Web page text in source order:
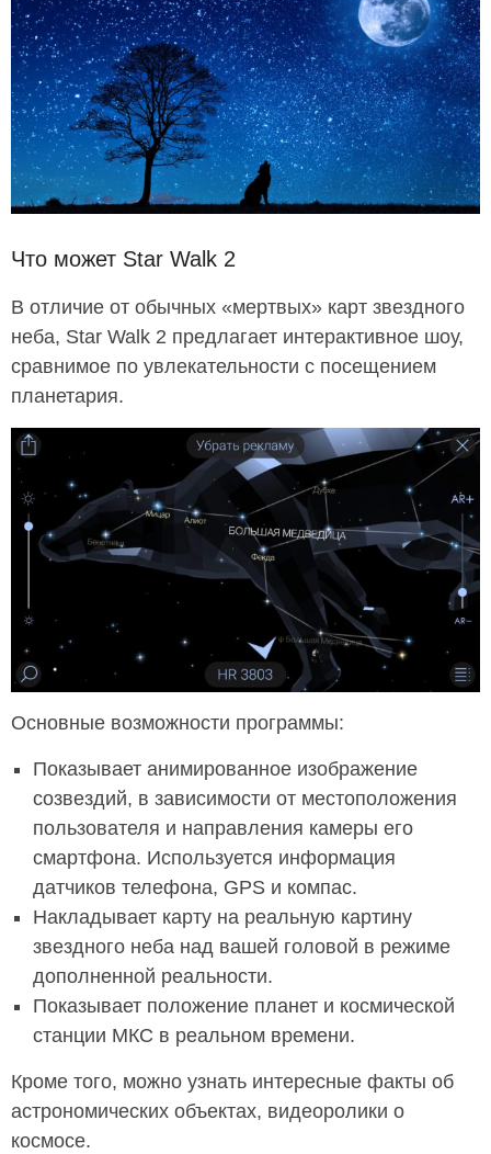
Что может Star Walk 2
В отличие от обычных «мертвых» карт звездного
неба, Star Walk 2 предлагает интерактивное шоу,
сравнимое по увлекательности с посещением
планетария.
Основные возможности программы:
Показывает анимированное изображение
созвездий, в зависимости от местоположения
пользователя и направления камеры его
смартфона. Используется информация
датчиков телефона, GPS и компас.
Накладывает карту на реальную картину
звездного неба над вашей головой в режиме
дополненной реальности.
Показывает положение планет и космической
станции МКС в реальном времени.
Кроме того, можно узнать интересные факты об
астрономических объектах, видеоролики о
космосе.